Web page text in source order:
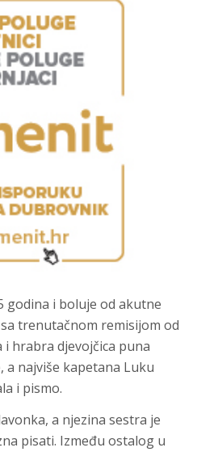
godina i boluje od akutne
trenutačnom remisijom od
i hrabra djevojčica puna
a najviše kapetana Luku
i pismo.
a njezina sestra je
pisati. Između ostalog u